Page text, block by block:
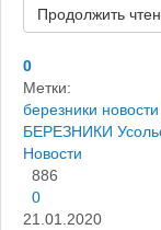
Продолжить
0
Метки:
березники новости
БЕРЕЗНИКИ
Новости
886
0
21.01.2020